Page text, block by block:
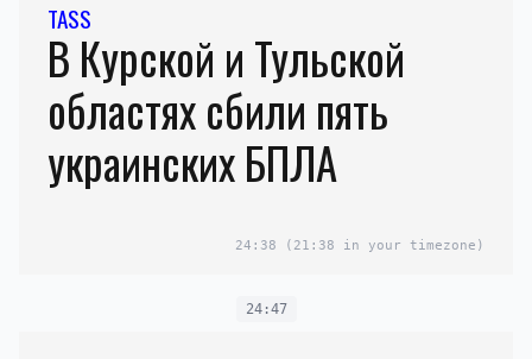
TASS
В Курской и Тульской
областях сбили пять
украинских БПЛА
24:38 (21:38 in your timezone)
24:47